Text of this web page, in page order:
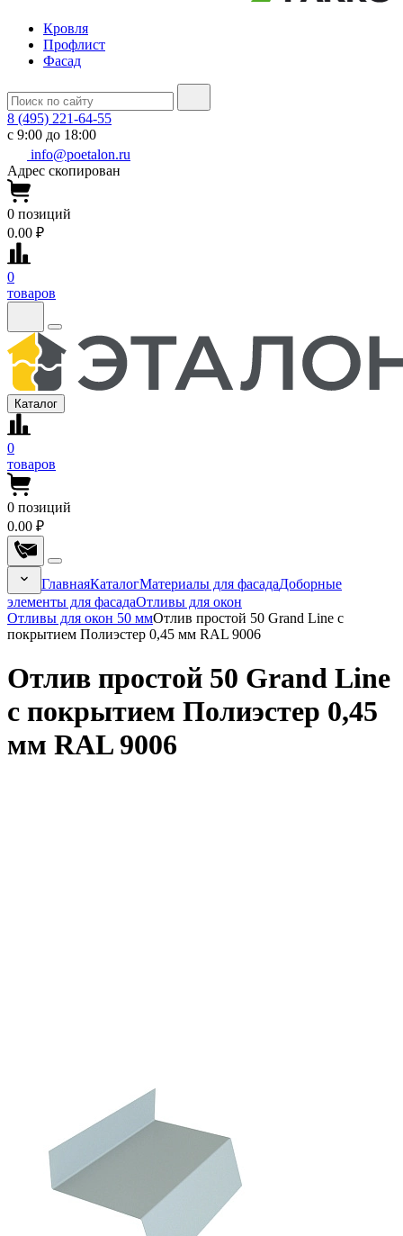
Кровля
Профлист
Фасад
8 (495) 221-64-55
с 9:00 до 18:00
info@poetalon.ru
Адрес скопирован
0 позиций
0.00 ₽
0
товаров
Каталог
0
товаров
0 позиций
0.00 ₽
ГлавнаяКаталогМатериалы для фасадаДоборные
элементы для фасадаОтливы для окон
Отливы для окон 50 ммОтлив простой 50 Grand Line с
покрытием Полиэстер 0,45 мм RAL 9006
Отлив простой 50 Grand Line
с покрытием Полиэстер 0,45
мм RAL 9006